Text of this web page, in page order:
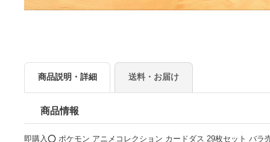
商品説明・詳細 送料・お届け